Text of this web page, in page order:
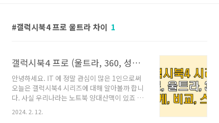
갤럭시북4 프로 울트라 차이 1
갤럭시북4 프로 (울트라, 360, 성능, 무게, 용도)
안녕하세요. IT 에 정말 관심이 많은 1인으로써
오늘은 갤럭시북4 시리즈에 대해 알아볼까 합니
다. 사실 우리나라는 노트북 양대산맥이 있죠 LG
의 그램, 삼성의 갤럭시북 시리즈 사실 처음에는
LG 그램이 너무 압도적으로 판매량이 높았습니
2024. 2. 12.